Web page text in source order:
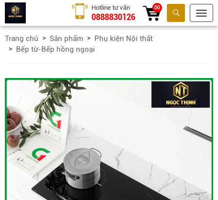
Tìm kiếm
Hotline tư vấn
0888830126
00
Trang chủ Sản phẩm
Phụ kiện Nội thất
Bếp từ-Bếp hồng ngoại